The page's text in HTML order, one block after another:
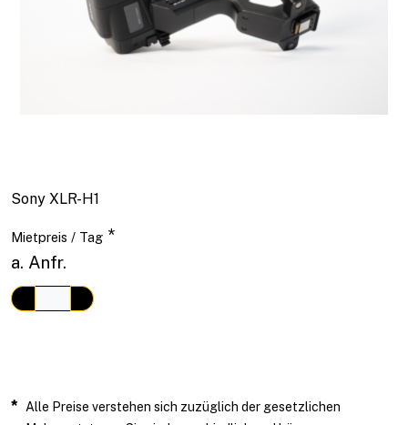
Sony XLR-H1
Mietpreis / Tag *
a. Anfr.
*
Alle Preise verstehen sich zuzüglich der gesetzlichen